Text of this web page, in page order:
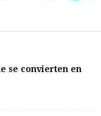
se convierten en